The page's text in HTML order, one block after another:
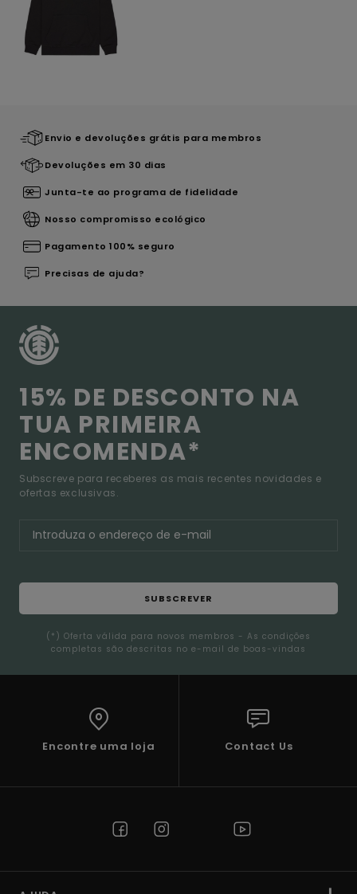
Envio e devoluções grátis para membros
Devoluções em 30 dias
Junta-te ao programa de fidelidade
Nosso compromisso ecológico
Pagamento 100% seguro
Precisas de ajuda?
15% DE DESCONTO NA
TUA PRIMEIRA
ENCOMENDA*
Subscreve para receberes as mais recentes novidades e
ofertas exclusivas.
SUBSCREVER
(*) Oferta válida para novos membros - As condições
completas são descritas no e-mail de boas-vindas
Encontre uma loja Contact Us